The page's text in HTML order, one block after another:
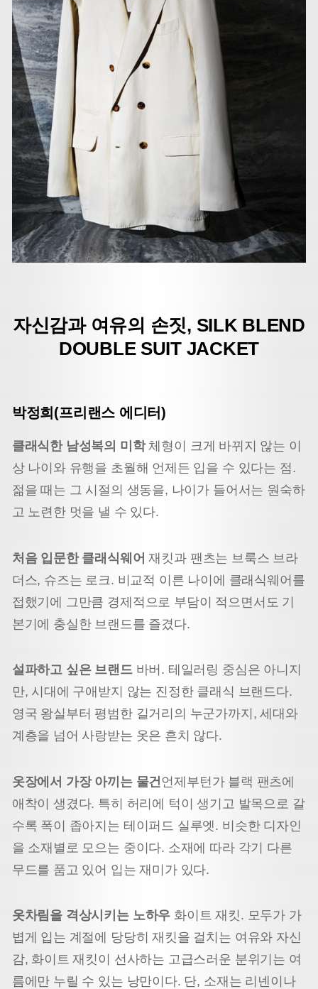
자신감과 여유의 손짓, SILK BLEND
DOUBLE SUIT JACKET
박정희(프리랜스 에디터)
클래식한 남성복의 미학체형이 크게 바뀌지 않는 이
상 나이와 유행을 초월해 언제든 입을 수 있다는 점.
젊을 때는 그 시절의 생동을, 나이가 들어서는 원숙하
고 노련한 멋을 낼 수 있다.
처음 입문한 클래식웨어 재킷과 팬츠는 브룩스 브라
더스, 슈즈는 로크. 비교적 이른 나이에 클래식웨어를
접했기에 그만큼 경제적으로 부담이 적으면서도 기
본기에 충실한 브랜드를 즐겼다.
설파하고 싶은 브랜드바버. 테일러링 중심은 아니지
만, 시대에 구애받지 않는 진정한 클래식 브랜드다.
영국 왕실부터 평범한 길거리의 누군가까지, 세대와
계층을 넘어 사랑받는 옷은 흔치 않다.
옷장에서 가장 아끼는 물건언제부턴가 블랙 팬츠에
애착이 생겼다. 특히 허리에 턱이 생기고 발목으로 갈
수록 폭이 좁아지는 테이퍼드 실루엣. 비슷한 디자인
을 소재별로 모으는 중이다. 소재에 따라 각기 다른
무드를 품고 있어 입는 재미가 있다.
옷차림을 격상시키는 노하우 화이트 재킷. 모두가 가
볍게 입는 계절에 당당히 재킷을 걸치는 여유와 자신
감, 화이트 재킷이 선사하는 고급스러운 분위기는 여
름에만 누릴 수 있는 낭만이다. 단, 소재는 리넨이나